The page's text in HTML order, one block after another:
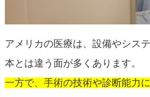
アメリカの医療は、設備やシス
本とは違う面が多くあります。
一方で、手術の技術や診断能力